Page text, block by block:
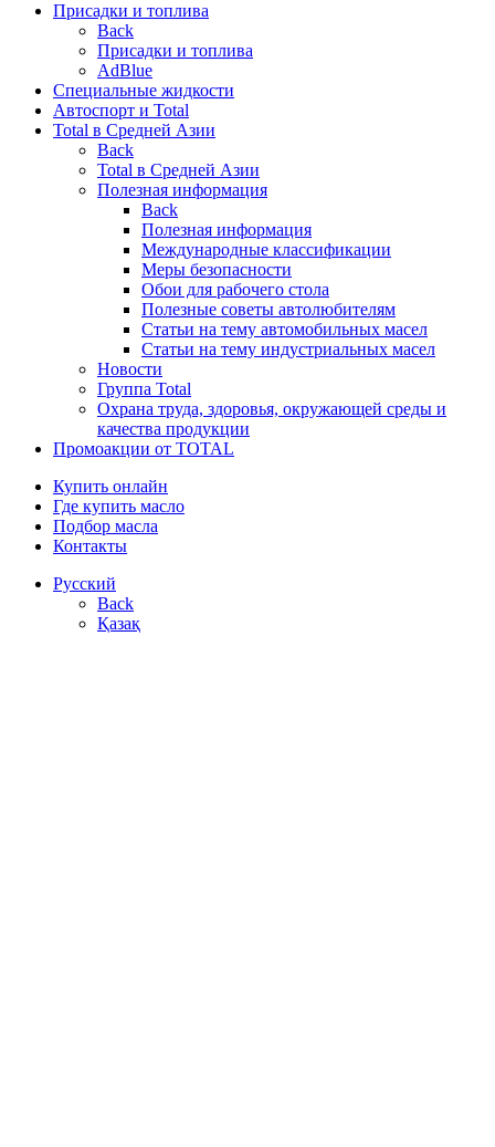
Присадки и топлива
Back
Присадки и топлива
AdBlue
Специальные жидкости
Автоспорт и Total
Total в Средней Азии
Back
Total в Средней Азии
Полезная информация
Back
Полезная информация
Международные классификации
Меры безопасности
Обои для рабочего стола
Полезные советы автолюбителям
Статьи на тему автомобильных масел
Статьи на тему индустриальных масел
Новости
Группа Total
Охрана труда, здоровья, окружающей среды и
качества продукции
Промоакции от TOTAL
Купить онлайн
Где купить масло
Подбор масла
Контакты
Русский
Back
Қазақ